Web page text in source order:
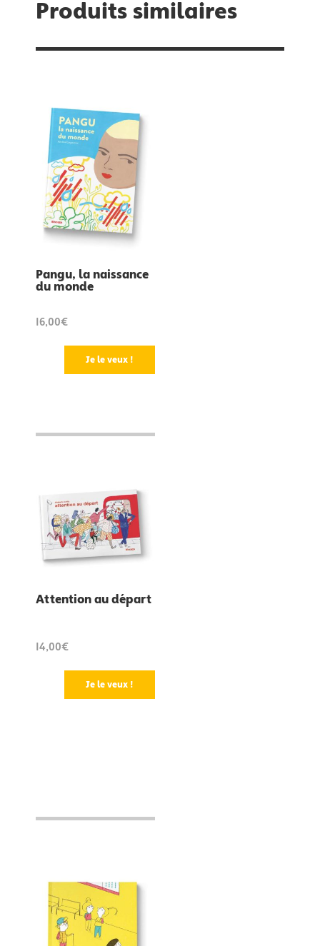
Produits similaires
Pangu, la naissance
du monde
16,00€
Je le veux !
Attention au départ
14,00€
Je le veux !